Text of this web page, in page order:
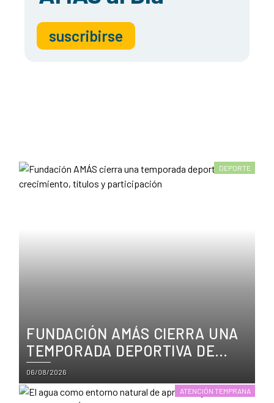
suscribirse
DEPORTE
FUNDACIÓN AMÁS CIERRA UNA
TEMPORADA DEPORTIVA DE
CRECIMIENTO, TÍTULOS Y
PARTICIPACIÓN
Posted
on
06/08/2026
ATENCIÓN TEMPRANA